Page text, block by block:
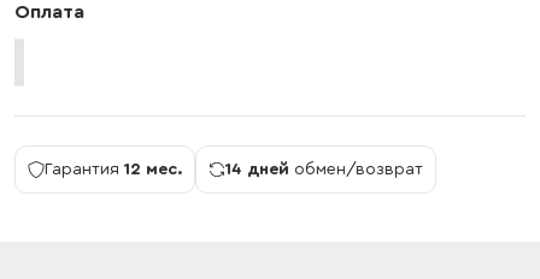
Оплата
Гарантия 12 мес. 14 дней обмен/возврат